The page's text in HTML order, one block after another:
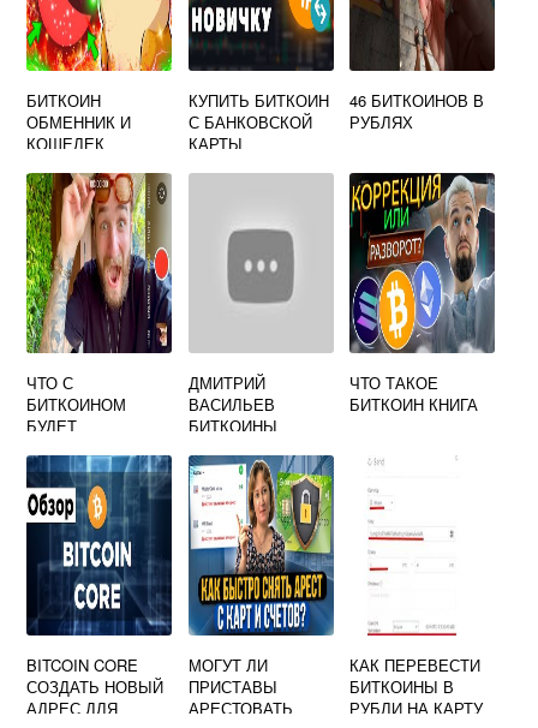
БИТКОИН
ОБМЕННИК И
КОШЕЛЕК
КУПИТЬ БИТКОИН
С БАНКОВСКОЙ
КАРТЫ
46 БИТКОИНОВ В
РУБЛЯХ
ЧТО С
БИТКОИНОМ
БУДЕТ
ДМИТРИЙ
ВАСИЛЬЕВ
БИТКОИНЫ
ЧТО ТАКОЕ
БИТКОИН КНИГА
BITCOIN CORE
СОЗДАТЬ НОВЫЙ
АДРЕС ДЛЯ
МОГУТ ЛИ
ПРИСТАВЫ
АРЕСТОВАТЬ
КАК ПЕРЕВЕСТИ
БИТКОИНЫ В
РУБЛИ НА КАРТУ